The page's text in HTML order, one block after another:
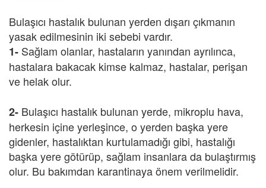
Bulaşıcı hastalık bulunan yerden dışarı çıkmanın
yasak edilmesinin iki sebebi vardır.
1- Sağlam olanlar, hastaların yanından ayrılınca,
hastalara bakacak kimse kalmaz, hastalar, perişan
ve helak olur.
2- Bulaşıcı hastalık bulunan yerde, mikroplu hava,
herkesin içine yerleşince, o yerden başka yere
gidenler, hastalıktan kurtulamadığı gibi, hastalığı
başka yere götürüp, sağlam insanlara da bulaştırmış
olur. Bu bakımdan karantinaya önem verilmelidir.